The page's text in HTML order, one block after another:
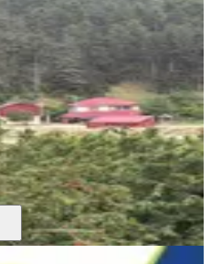
Andırın
m² 25.07.2026